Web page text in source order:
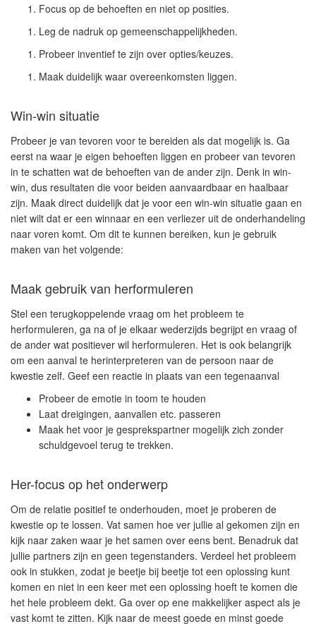
Focus op de behoeften en niet op posities.
Leg de nadruk op gemeenschappelijkheden.
Probeer inventief te zijn over opties/keuzes.
Maak duidelijk waar overeenkomsten liggen.
Win-win situatie
Probeer je van tevoren voor te bereiden als dat mogelijk is. Ga
eerst na waar je eigen behoeften liggen en probeer van tevoren
in te schatten wat de behoeften van de ander zijn. Denk in win-
win, dus resultaten die voor beiden aanvaardbaar en haalbaar
zijn. Maak direct duidelijk dat je voor een win-win situatie gaan en
niet wilt dat er een winnaar en een verliezer uit de onderhandeling
naar voren komt. Om dit te kunnen bereiken, kun je gebruik
maken van het volgende:
Maak gebruik van herformuleren
Stel een terugkoppelende vraag om het probleem te
herformuleren, ga na of je elkaar wederzijds begrijpt en vraag of
de ander wat positiever wil herformuleren. Het is ook belangrijk
om een aanval te herinterpreteren van de persoon naar de
kwestie zelf. Geef een reactie in plaats van een tegenaanval
Probeer de emotie in toom te houden
Laat dreigingen, aanvallen etc. passeren
Maak het voor je gesprekspartner mogelijk zich zonder
schuldgevoel terug te trekken.
Her-focus op het onderwerp
Om de relatie positief te onderhouden, moet je proberen de
kwestie op te lossen. Vat samen hoe ver jullie al gekomen zijn en
kijk naar zaken waar je het samen over eens bent. Benadruk dat
jullie partners zijn en geen tegenstanders. Verdeel het probleem
ook in stukken, zodat je beetje bij beetje tot een oplossing kunt
komen en niet in een keer met een oplossing hoeft te komen die
het hele probleem dekt. Ga over op ene makkelijker aspect als je
vast komt te zitten. Kijk naar de meest goede en minst goede